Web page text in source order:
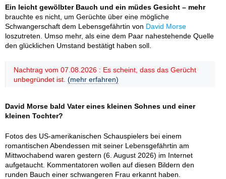
Ein leicht gewölbter Bauch und ein müdes Gesicht – mehr
brauchte es nicht, um Gerüchte über eine mögliche
Schwangerschaft dem Lebensgefährtin von David Morse
loszutreten. Umso mehr, als eine dem Paar nahestehende Quelle
den glücklichen Umstand bestätigt haben soll.
Nachtrag vom 07.08.2026 : Es scheint, dass das Gerücht
unbegründet ist. (mehr erfahren)
David Morse bald Vater eines kleinen Sohnes und einer
kleinen Tochter?
Fotos des US-amerikanischen Schauspielers bei einem
romantischen Abendessen mit seiner Lebensgefährtin am
Mittwochabend waren gestern (6. August 2026) im Internet
aufgetaucht. Kommentatoren wollen auf diesen Bildern den
runden Bauch einer schwangeren Frau erkannt haben.